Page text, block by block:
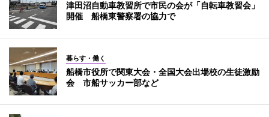
津田沼自動車教習所で市民の会が「自転車教習会」
開催 船橋東警察署の協力で
暮らす・働く
船橋市役所で関東大会・全国大会出場校の生徒激励
会 市船サッカー部など